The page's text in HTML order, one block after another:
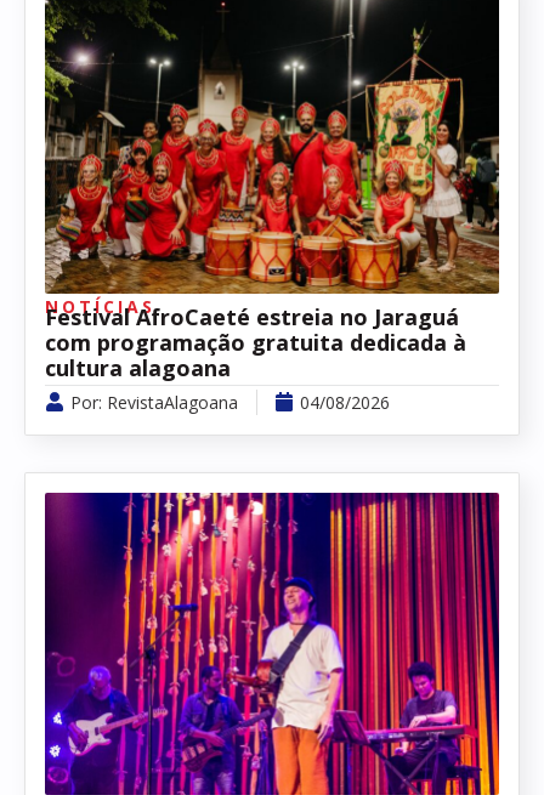
NOTÍCIAS
Festival AfroCaeté estreia no Jaraguá
com programação gratuita dedicada à
cultura alagoana
Por: RevistaAlagoana 04/08/2026